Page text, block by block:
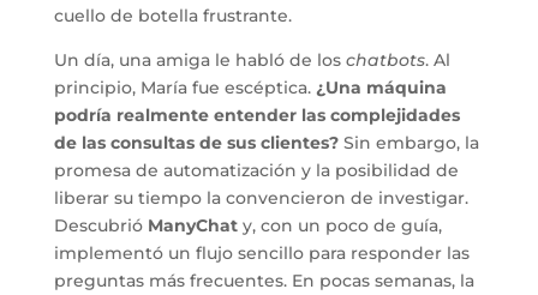
cuello de botella frustrante.
Un día, una amiga le habló de los chatbots. Al
principio, María fue escéptica. ¿Una máquina
podría realmente entender las complejidades
de las consultas de sus clientes?Sin embargo, la
promesa de automatización y la posibilidad de
liberar su tiempo la convencieron de investigar.
Descubrió ManyChaty, con un poco de guía,
implementó un flujo sencillo para responder las
preguntas más frecuentes. En pocas semanas, la